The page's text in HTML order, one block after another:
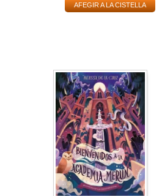
AFEGIR A LA CISTELLA